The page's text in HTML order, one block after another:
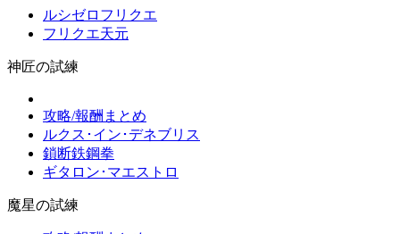
ルシゼロフリクエ
フリクエ天元
神匠の試練
攻略/報酬まとめ
ルクス･イン･デネブリス
鎖断鉄鋼拳
ギタロン･マエストロ
魔星の試練